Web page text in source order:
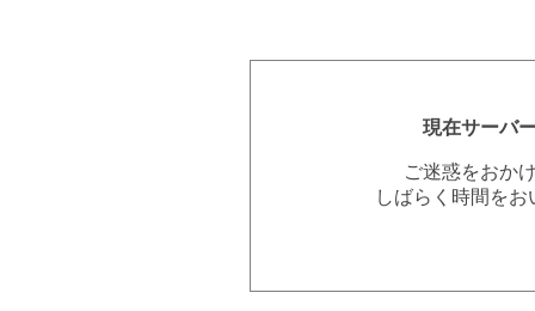
現在サーバ
ご迷惑をおか
しばらく時間を